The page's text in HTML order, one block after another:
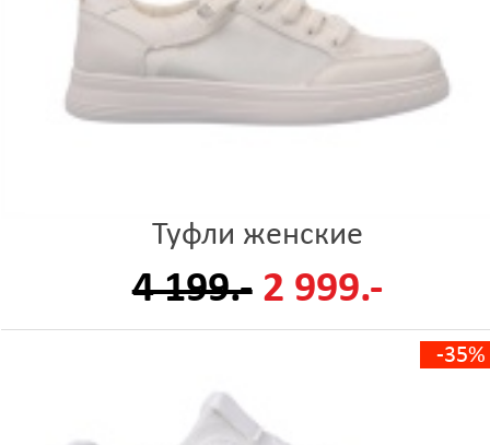
Туфли женские
4 199.- 2 999.-
-35%